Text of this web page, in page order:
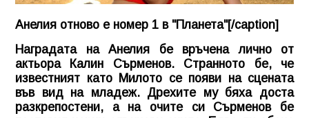
Анелия отново е номер 1 в "Планета"[/caption]
Наградата на Анелия бе връчена лично от
актьора Калин Сърменов. Странното бе, че
известният като Милото се появи на сцената
във вид на младеж. Дрехите му бяха доста
разкрепостени, а на очите си Сърменов бе